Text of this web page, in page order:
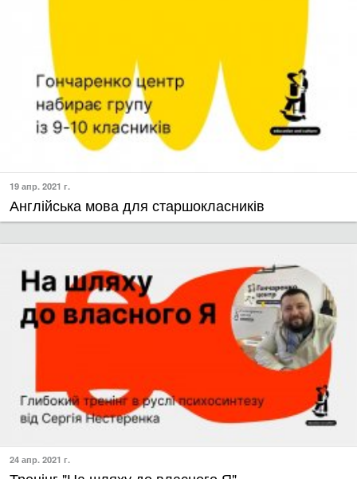
19 апр. 2021 г.
​Англійська мова для старшокласників
24 апр. 2021 г.